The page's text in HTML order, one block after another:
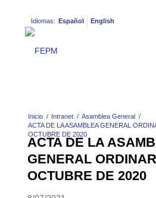
Idiomas: Español English
Inicio / Intranet / Asamblea General /
ACTA DE LA ASAMBLEA GENERAL
OCTUBRE DE 2020
ACTA DE LA
GENERAL
OCTUBRE DE 2020